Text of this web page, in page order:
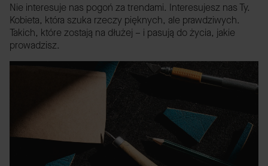
Nie interesuje nas pogoń za trendami. Interesujesz nas Ty.
Kobieta, która szuka rzeczy pięknych, ale prawdziwych.
Takich, które zostają na dłużej – i pasują do życia, jakie
prowadzisz.